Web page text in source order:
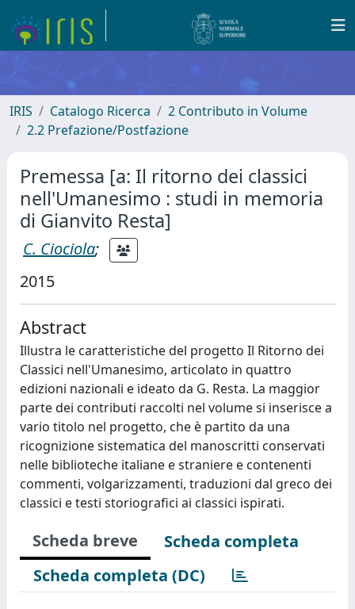
IRIS Catalogo Ricerca
2 Contributo in Volume
2.2 Prefazione/Postfazione
Premessa [a: Il ritorno dei classici
nell'Umanesimo : studi in memoria
di Gianvito Resta]
C. Ciociola;
2015
Abstract
Illustra le caratteristiche del progetto Il Ritorno dei
Classici nell'Umanesimo, articolato in quattro
edizioni nazionali e ideato da G. Resta. La maggior
parte dei contributi raccolti nel volume si inserisce a
vario titolo nel progetto, che è partito da una
ricognizione sistematica del manoscritti conservati
nelle biblioteche italiane e straniere e contenenti
commenti, volgarizzamenti, traduzioni dal greco dei
classici e testi storiografici ai classici ispirati.
Scheda breve
Scheda completa
Scheda completa (DC)